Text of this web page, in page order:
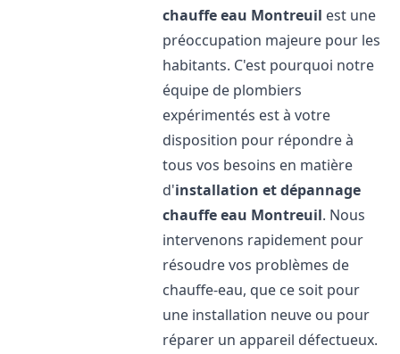
chauffe eau Montreuil est une
préoccupation majeure pour les
habitants. C'est pourquoi notre
équipe de plombiers
expérimentés est à votre
disposition pour répondre à
tous vos besoins en matière
d'installation et dépannage
chauffe eau Montreuil. Nous
intervenons rapidement pour
résoudre vos problèmes de
chauffe-eau, que ce soit pour
une installation neuve ou pour
réparer un appareil défectueux.